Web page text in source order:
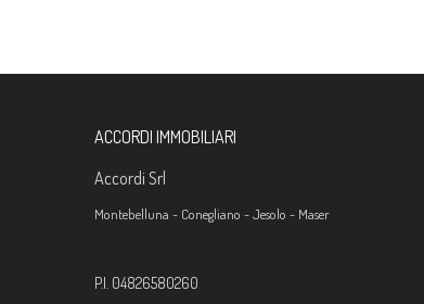
ACCORDI IMMOBILIARI
Accordi Srl
Montebelluna - Conegliano - Jesolo - Maser
P.I. 04826580260